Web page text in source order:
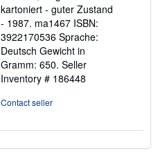
kartoniert - guter Zustand
- 1987. ma1467 ISBN:
3922170536 Sprache:
Deutsch Gewicht in
Gramm: 650. Seller
Inventory # 186448
Contact seller